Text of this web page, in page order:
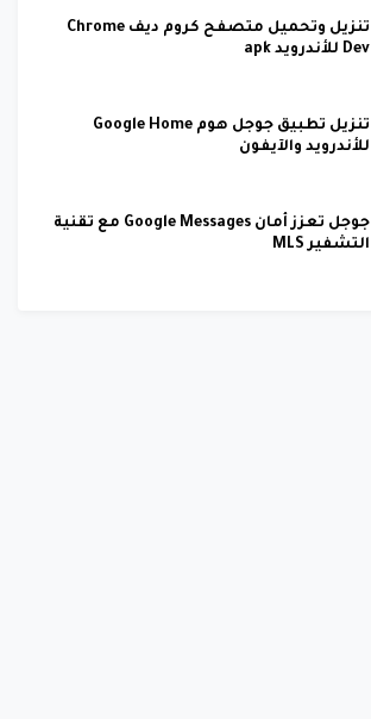
تنزيل وتحميل متصفح كروم ديف Chrome
Dev للأندرويد apk
تنزيل تطبيق جوجل هوم Google Home
للأندرويد والآيفون
جوجل تعزز أمان Google Messages مع تقنية
التشفير MLS